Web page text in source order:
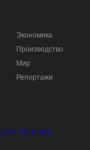
Экономика
Производство
Мир
Репортажи